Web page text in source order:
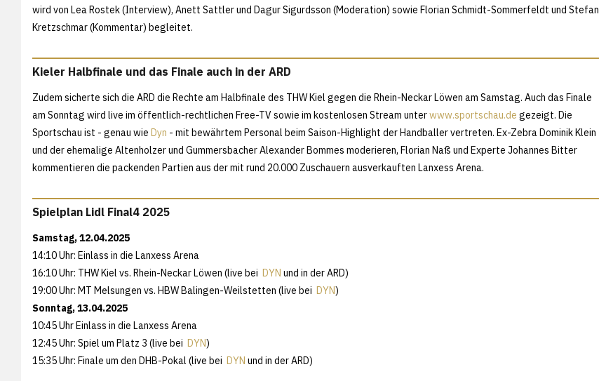
wird von Lea Rostek (Interview), Anett Sattler und Dagur Sigurdsson (Moderation) sowie Florian Schmidt-Sommerfeldt und Stefan
Kretzschmar (Kommentar) begleitet.
Kieler Halbfinale und das Finale auch in der ARD
Zudem sicherte sich die ARD die Rechte am Halbfinale des THW Kiel gegen die Rhein-Neckar Löwen am Samstag. Auch das Finale
am Sonntag wird live im öffentlich-rechtlichen Free-TV sowie im kostenlosen Stream unterwww.sportschau.de gezeigt. Die
Sportschau ist - genau wie Dyn - mit bewährtem Personal beim Saison-Highlight der Handballer vertreten. Ex-Zebra Dominik Klein
und der ehemalige Altenholzer und Gummersbacher Alexander Bommes moderieren, Florian Naß und Experte Johannes Bitter
kommentieren die packenden Partien aus der mit rund 20.000 Zuschauern ausverkauften Lanxess Arena.
Spielplan Lidl Final4 2025
Samstag, 12.04.2025
14:10 Uhr: Einlass in die Lanxess Arena
16:10 Uhr: THW Kiel vs. Rhein-Neckar Löwen (live bei DYN und in der ARD)
19:00 Uhr: MT Melsungen vs. HBW Balingen-Weilstetten (live bei DYN)
Sonntag, 13.04.2025
10:45 Uhr Einlass in die Lanxess Arena
12:45 Uhr: Spiel um Platz 3 (live bei DYN)
15:35 Uhr: Finale um den DHB-Pokal (live bei DYN und in der ARD)